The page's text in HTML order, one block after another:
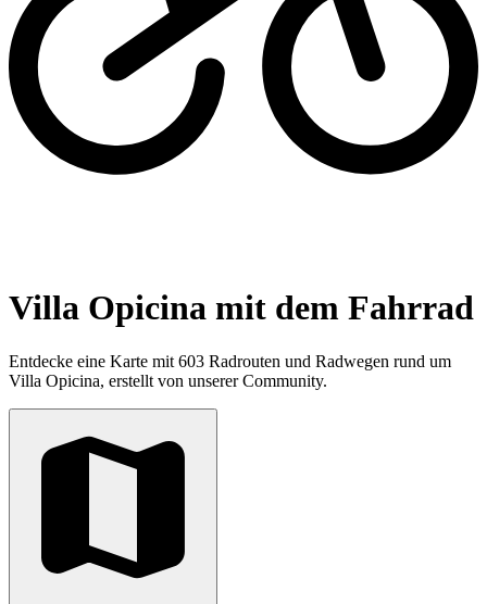
Villa Opicina mit dem Fahrrad
Entdecke eine Karte mit 603 Radrouten und Radwegen rund um
Villa Opicina, erstellt von unserer Community.